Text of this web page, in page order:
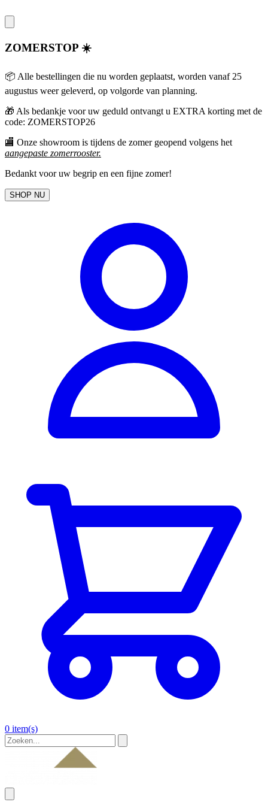
ZOMERSTOP ☀️
📦 Alle bestellingen die nu worden geplaatst, worden vanaf 25
augustus weer geleverd, op volgorde van planning.
🎁 Als bedankje voor uw geduld ontvangt u EXTRA korting met de
code: ZOMERSTOP26
🏬 Onze showroom is tijdens de zomer geopend volgens het
aangepaste zomerrooster.
Bedankt voor uw begrip en een fijne zomer!
SHOP NU
0 item(s)